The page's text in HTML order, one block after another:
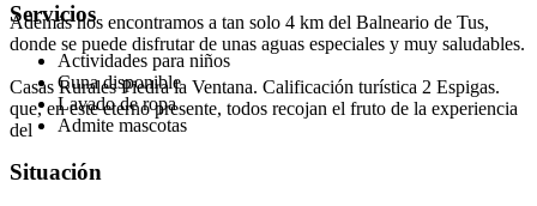
Además nos encontramos a tan solo 4 km del Balneario de Tus,
donde se puede disfrutar de unas aguas especiales y muy saludables.
Casas Rurales Piedra la Ventana. Calificación turística 2 Espigas.
que, en este eterno presente, todos recojan el fruto de la experiencia
del
Servicios
Actividades para niños
Cuna disponible
Lavado de ropa
Admite mascotas
Situación